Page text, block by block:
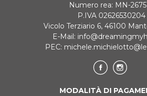
Numero rea: MN-
P.IVA 02626530204
Vicolo Terziario 6, 46100
E-Mail:
PEC:
MODALITÀ DI